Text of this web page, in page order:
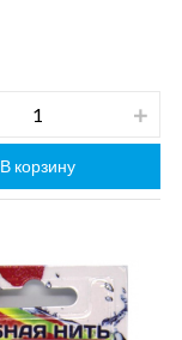
В корзину